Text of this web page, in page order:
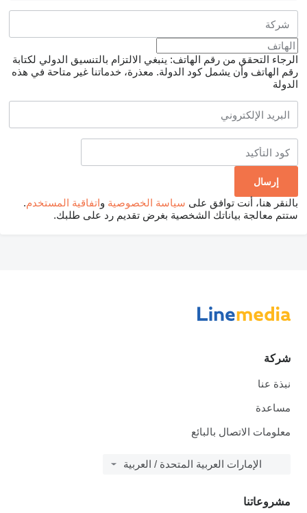
الرجاء التحقق من رقم الهاتف: ينبغي الالتزام بالتنسيق الدولي لكتابة
رقم الهاتف وأن يشمل كود الدولة. معذرة، خدماتنا غير متاحة في هذه
الدولة
بالنقر هنا، أنت توافق على سياسة الخصوصية واتفاقية المستخدم.
ستتم معالجة بياناتك الشخصية بغرض تقديم رد على طلبك.
شركة
نبذة عنا
مساعدة
معلومات الاتصال بالبائع
الإمارات العربية المتحدة / العربية
مشروعاتنا